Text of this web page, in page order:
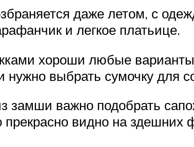
даже летом, с
и легкое платьице.
хороши любые варианты
нужно выбрать сумочку для
замши важно подобрать
прекрасно видно на